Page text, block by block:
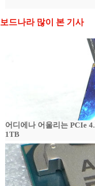
보드나라 많이 본 기사
어디에나 어울리는 PCIe
1TB